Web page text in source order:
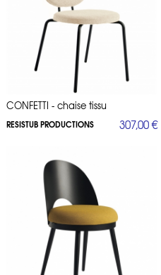
CONFETTI - chaise tissu
RESISTUB PRODUCTIONS 307,00 €